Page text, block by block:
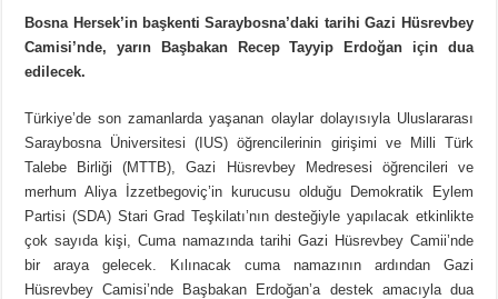
Bosna Hersek’in başkenti Saraybosna’daki tarihi Gazi Hüsrevbey
Camisi’nde, yarın Başbakan Recep Tayyip Erdoğan için dua
edilecek.
Türkiye’de son zamanlarda yaşanan olaylar dolayısıyla Uluslararası
Saraybosna Üniversitesi (IUS) öğrencilerinin girişimi ve Milli Türk
Talebe Birliği (MTTB), Gazi Hüsrevbey Medresesi öğrencileri ve
merhum Aliya İzzetbegoviç’in kurucusu olduğu Demokratik Eylem
Partisi (SDA) Stari Grad Teşkilatı’nın desteğiyle yapılacak etkinlikte
çok sayıda kişi, Cuma namazında tarihi Gazi Hüsrevbey Camii’nde
bir araya gelecek. Kılınacak cuma namazının ardından Gazi
Hüsrevbey Camisi’nde Başbakan Erdoğan’a destek amacıyla dua